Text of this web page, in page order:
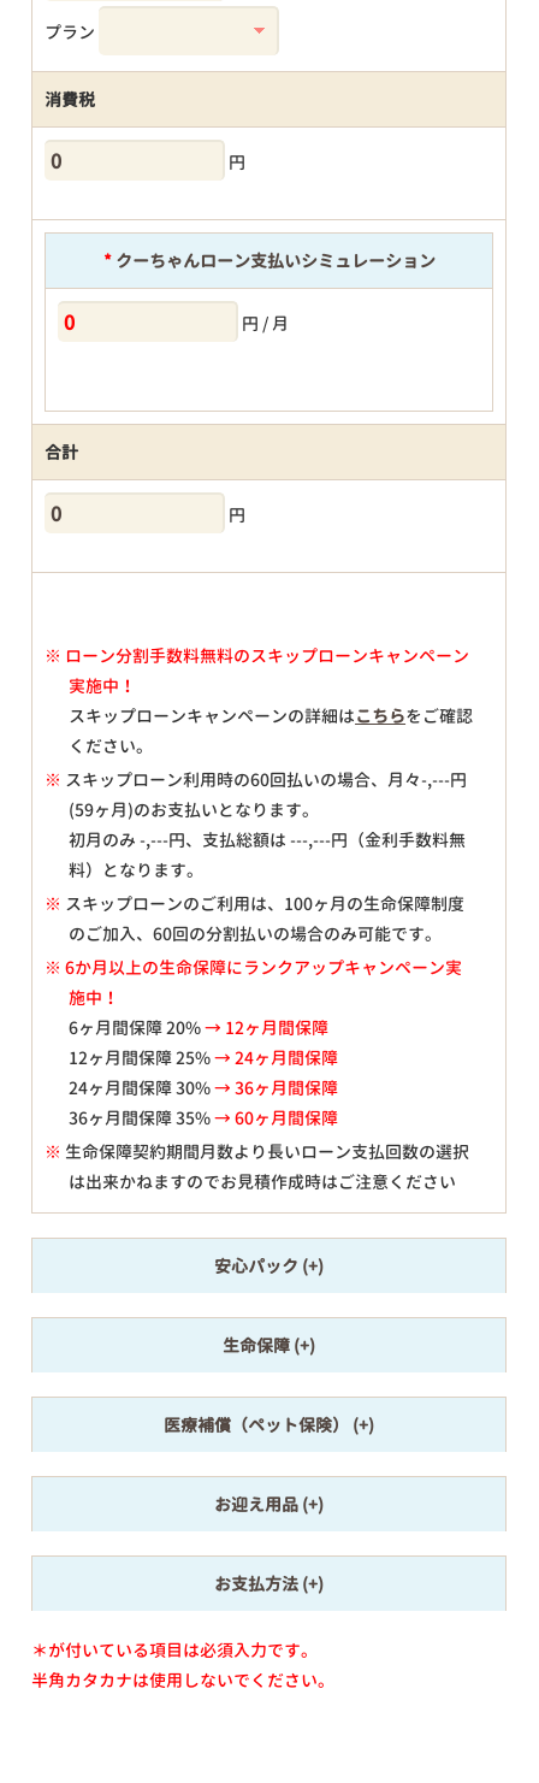
プラン
消費税
円
*クーちゃんローン支払いシミュレーション
円 / 月
合計
円
※ ローン分割手数料無料のスキップローンキャンペーン
実施中！
スキップローンキャンペーンの詳細はこちらをご確認
ください。
※ スキップローン利用時の60回払いの場合、月々-,---円
(59ヶ月)のお支払いとなります。
初月のみ-,---円、支払総額は---,---円（金利手数料無
料）となります。
※ スキップローンのご利用は、100ヶ月の生命保障制度
のご加入、60回の分割払いの場合のみ可能です。
※ 6か月以上の生命保障にランクアップキャンペーン実
施中！
6ヶ月間保障 20%→ 12ヶ月間保障
12ヶ月間保障 25%→ 24ヶ月間保障
24ヶ月間保障 30%→ 36ヶ月間保障
36ヶ月間保障 35%→ 60ヶ月間保障
※ 生命保障契約期間月数より長いローン支払回数の選択
は出来かねますのでお見積作成時はご注意ください
安心パック
生命保障
医療補償（ペット保険）
お迎え用品
お支払方法
＊が付いている項目は必須入力です。
半角カタカナは使用しないでください。